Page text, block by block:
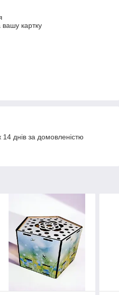
вашу картку
днів за домовленістю